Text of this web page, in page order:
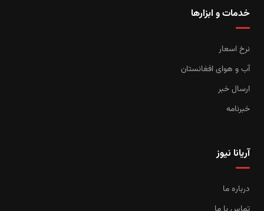
خدمات و ابزارها
نرخ اسعار
آب و هوای افغانستان
ارسال خبر
خبرنامه
آریانا نیوز
درباره ما